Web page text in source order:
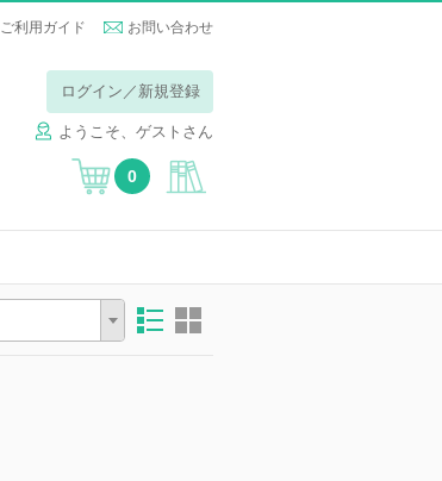
ご利用ガイド お問い合わせ
ログイン／新規登録
ようこそ、ゲストさん
0